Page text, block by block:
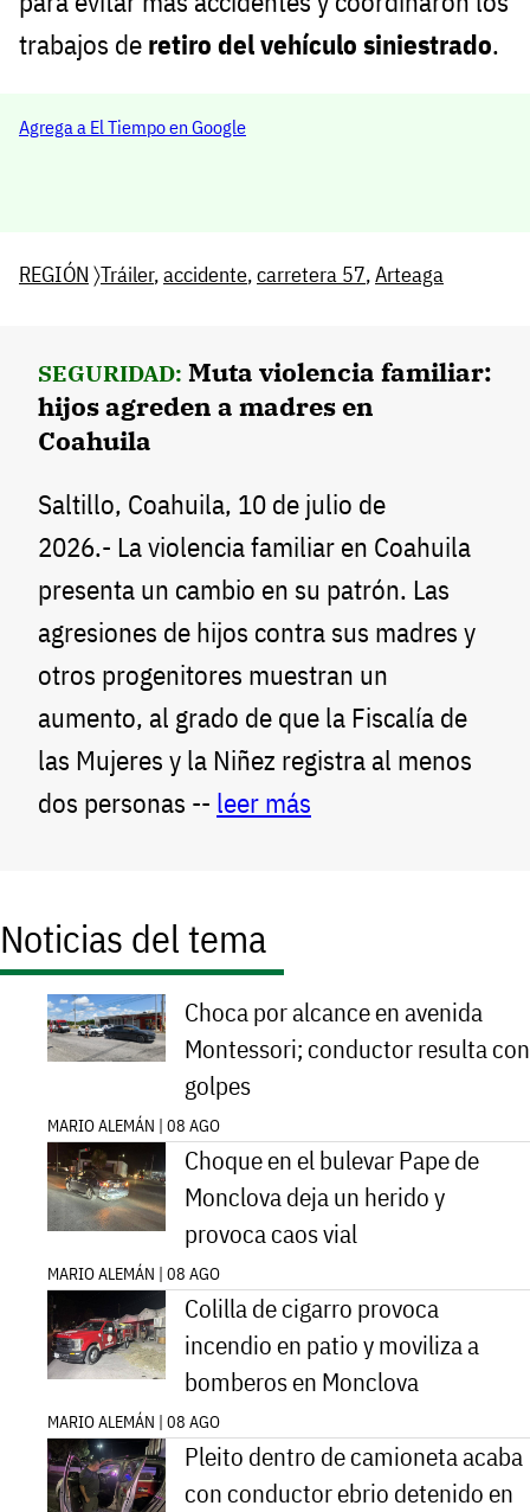
trabajos de retiro del vehículo siniestrado.
Agrega a El Tiempo en Google
REGIÓN 〉Tráiler,accidente,carretera 57,Arteaga
SEGURIDAD: Muta violencia familiar:
hijos agreden a madres en
Coahuila
Saltillo, Coahuila, 10 de julio de
2026.- La violencia familiar en Coahuila
presenta un cambio en su patrón. Las
agresiones de hijos contra sus madres y
otros progenitores muestran un
aumento, al grado de que la Fiscalía de
las Mujeres y la Niñez registra al menos
dos personas -- leer más
Noticias del tema
Choca por alcance en avenida
Montessori; conductor resulta con
golpes
MARIO ALEMÁN | 08 AGO
Choque en el bulevar Pape de
Monclova deja un herido y
provoca caos vial
MARIO ALEMÁN | 08 AGO
Colilla de cigarro provoca
incendio en patio y moviliza a
bomberos en Monclova
MARIO ALEMÁN | 08 AGO
Pleito dentro de camioneta acaba
con conductor ebrio detenido en